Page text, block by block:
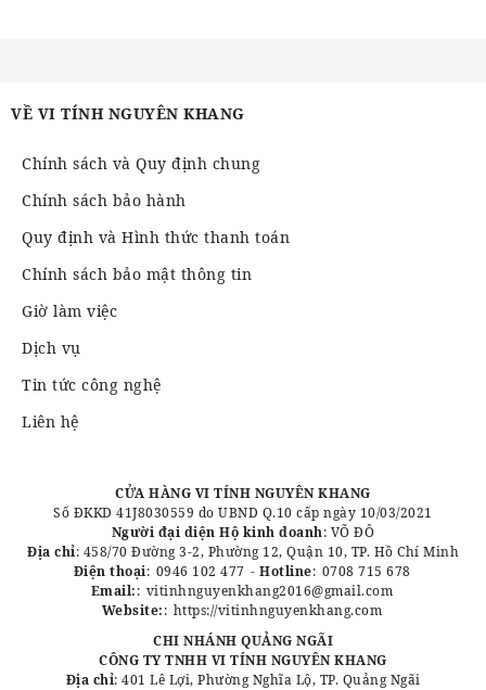
VỀ VI TÍNH NGUYÊN KHANG
Chính sách và Quy định chung
Chính sách bảo hành
Quy định và Hình thức thanh toán
Chính sách bảo mật thông tin
Giờ làm việc
Dịch vụ
Tin tức công nghệ
Liên hệ
CỬA HÀNG VI TÍNH NGUYÊN KHANG
Số ĐKKD 41J8030559 do UBND Q.10 cấp ngày 10/03/2021
Người đại diện Hộ kinh doanh: VÕ ĐÔ
Địa chỉ: 458/70 Đường 3-2, Phường 12, Quận 10, TP. Hồ Chí Minh
Điện thoại: 0946 102 477 - Hotline: 0708 715 678
Email:: vitinhnguyenkhang2016@gmail.com
Website:: https://vitinhnguyenkhang.com
CHI NHÁNH QUẢNG NGÃI
CÔNG TY TNHH VI TÍNH NGUYÊN KHANG
Địa chỉ: 401 Lê Lợi, Phường Nghĩa Lộ, TP. Quảng Ngãi